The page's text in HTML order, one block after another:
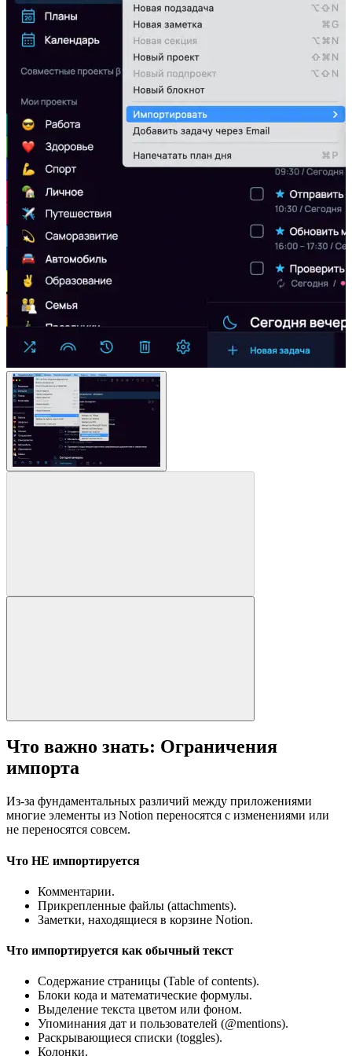
Что важно знать: Ограничения
импорта
Из-за фундаментальных различий между приложениями
многие элементы из Notion переносятся с изменениями или
не переносятся совсем.
Что НЕ импортируется
Комментарии.
Прикрепленные файлы (attachments).
Заметки, находящиеся в корзине Notion.
Что импортируется как обычный текст
Содержание страницы (Table of contents).
Блоки кода и математические формулы.
Выделение текста цветом или фоном.
Упоминания дат и пользователей (@mentions).
Раскрывающиеся списки (toggles).
Колонки.